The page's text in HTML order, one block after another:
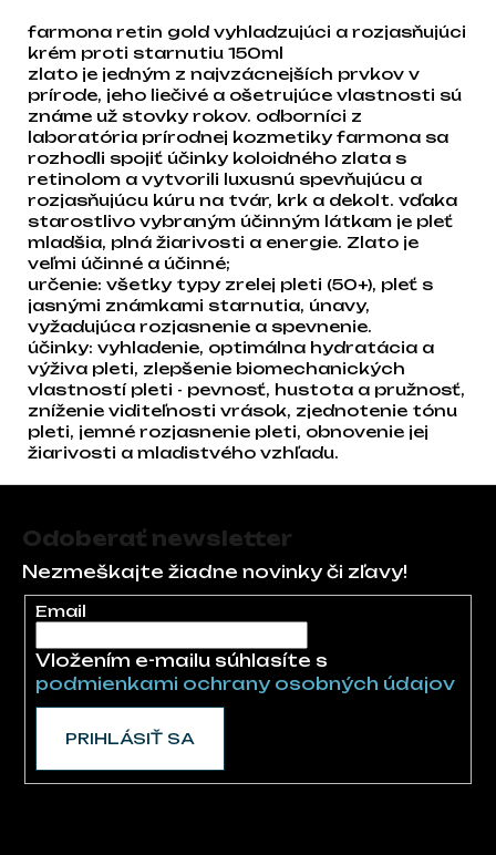
farmona retin gold vyhladzujúci a rozjasňujúci
krém proti starnutiu 150ml
zlato je jedným z najvzácnejších prvkov v
prírode, jeho liečivé a ošetrujúce vlastnosti sú
známe už stovky rokov. odborníci z
laboratória prírodnej kozmetiky farmona sa
rozhodli spojiť účinky koloidného zlata s
retinolom a vytvorili luxusnú spevňujúcu a
rozjasňujúcu kúru na tvár, krk a dekolt. vďaka
starostlivo vybraným účinným látkam je pleť
mladšia, plná žiarivosti a energie. Zlato je
veľmi účinné a účinné;
určenie: všetky typy zrelej pleti (50+), pleť s
jasnými známkami starnutia, únavy,
vyžadujúca rozjasnenie a spevnenie.
účinky: vyhladenie, optimálna hydratácia a
výživa pleti, zlepšenie biomechanických
vlastností pleti - pevnosť, hustota a pružnosť,
zníženie viditeľnosti vrások, zjednotenie tónu
pleti, jemné rozjasnenie pleti, obnovenie jej
žiarivosti a mladistvého vzhľadu.
Odoberať newsletter
Nezmeškajte žiadne novinky či zľavy!
Email
Vložením e-mailu súhlasíte s
podmienkami ochrany osobných údajov
PRIHLÁSIŤ SA